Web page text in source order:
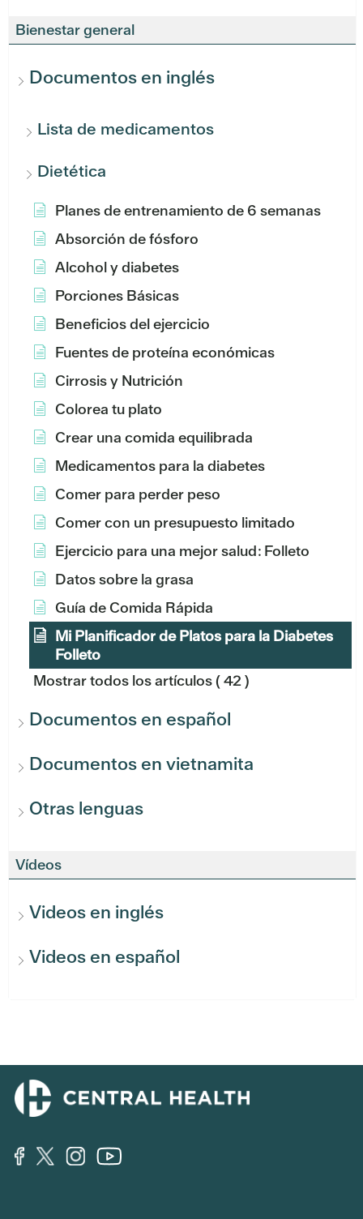
Bienestar general
Documentos en inglés
Lista de medicamentos
Dietética
Planes de entrenamiento de 6 semanas
Absorción de fósforo
Alcohol y diabetes
Porciones Básicas
Beneficios del ejercicio
Fuentes de proteína económicas
Cirrosis y Nutrición
Colorea tu plato
Crear una comida equilibrada
Medicamentos para la diabetes
Comer para perder peso
Comer con un presupuesto limitado
Ejercicio para una mejor salud: Folleto
Datos sobre la grasa
Guía de Comida Rápida
Mi Planificador de Platos para la Diabetes
Folleto
Mostrar todos los artículos( 42 )
Documentos en español
Documentos en vietnamita
Otras lenguas
Vídeos
Videos en inglés
Videos en español